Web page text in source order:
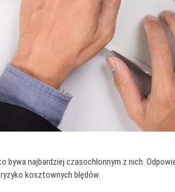
najbardziej czasochłonnym z nich.
kosztownych błędów.